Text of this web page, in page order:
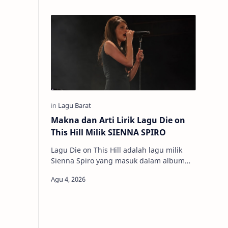
Makna dan Arti Lirik Lagu Die on
This Hill Milik SIENNA SPIRO
Lagu Die on This Hill adalah lagu milik
Sienna Spiro yang masuk dalam album
tentang seseorang yang kera…